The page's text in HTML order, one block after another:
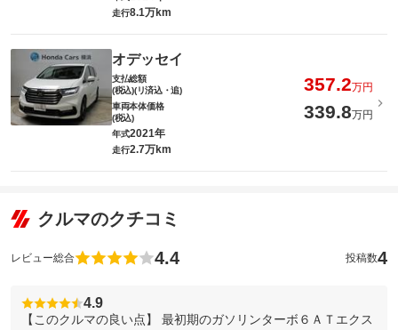
走行8.1万km
オデッセイ
支払総額
(税込)(リ済込・追)
357.2万円
車両本体価格
(税込)
339.8万円
年式2021年
走行2.7万km
クルマのクチコミ
レビュー総合 4.4 投稿数4
4.9
【このクルマの良い点】 最初期のガソリンターボ６ＡＴエクス